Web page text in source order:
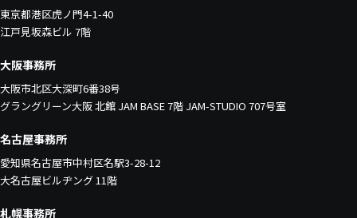
東京都港区虎ノ門4-1-40
江戸見坂森ビル 7階
大阪事務所
大阪市北区大深町6番38号
グラングリーン大阪 北館 JAM BASE 7階 JAM-STUDIO 707号室
名古屋事務所
愛知県名古屋市中村区名駅3-28-12
大名古屋ビルヂング 11階
札幌事務所